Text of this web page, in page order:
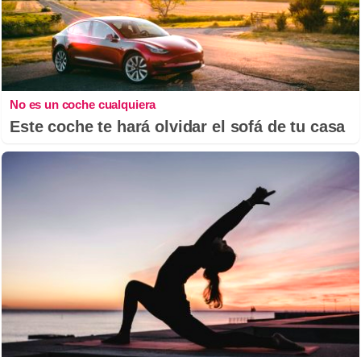
No es un coche cualquiera
Este coche te hará olvidar el sofá de tu casa